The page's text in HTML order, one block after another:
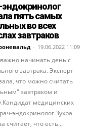
эндокринолог
пять самых
во всех
завтраков
- 19.06.2022 11:09
начинать день с
завтрака. Эксперт
что можно считать
завтраком и
медицинских
эндокринолог Зухра
считает, что есть...